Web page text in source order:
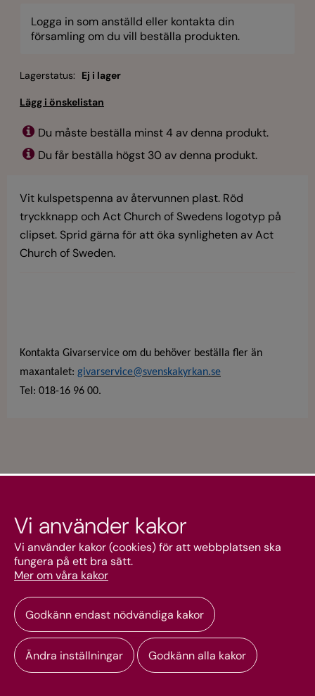
Logga in som anställd eller kontakta din
församling om du vill beställa produkten.
Lagerstatus: Ej i lager
Du måste beställa minst 4 av denna produkt.
Du får beställa högst 30 av denna produkt.
Vit kulspetspenna av återvunnen plast. Röd
tryckknapp och Act Church of Swedens logotyp på
clipset. Sprid gärna för att öka synligheten av Act
Church of Sweden.
Kontakta Givarservice om du behöver beställa fler än
maxantalet: givarservice@svenskakyrkan.se
Tel: 018-16 96 00.
Kundtjänst
Mitt konto
Vi använder kakor
Vi använder kakor (cookies) för att webbplatsen ska
fungera på ett bra sätt.
Mer om våra kakor
Godkänn endast nödvändiga kakor
Ändra inställningar Godkänn alla kakor